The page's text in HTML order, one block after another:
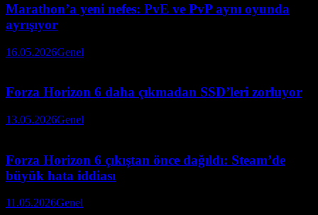
Marathon’a yeni nefes: PvE ve PvP aynı oyunda
ayrışıyor
16.05.2026Genel
Forza Horizon 6 daha çıkmadan SSD’leri zorluyor
13.05.2026Genel
Forza Horizon 6 çıkıştan önce dağıldı: Steam’de
büyük hata iddiası
11.05.2026Genel